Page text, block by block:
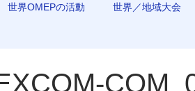
世界OMEPの活動 世界／地域大会